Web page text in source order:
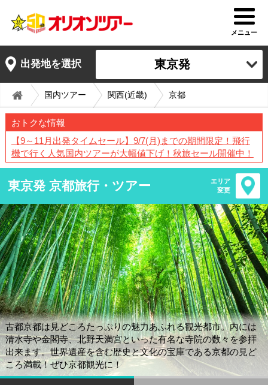
メニュー
出発地を選択 東京発
国内ツアー 関西(近畿) 京都
おトクな情報
【9～11月出発タイムセール】9/7(月)までの期間限定！飛行
機で行く人気国内ツアーが大幅値下げ！秋旅セール開催中！
東京発 京都旅行・ツアー
エリア
変更
古都京都は見どころたっぷりの魅力あふれる観光都市。内には
清水寺や金閣寺、北野天満宮といった有名な寺院の数々を参拝
出来ます。世界遺産を含む歴史と文化の宝庫である京都の見ど
ころ満載！ぜひ京都観光に！